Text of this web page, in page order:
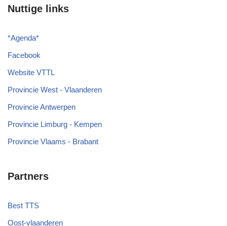
Nuttige links
*Agenda*
Facebook
Website VTTL
Provincie West - Vlaanderen
Provincie Antwerpen
Provincie Limburg - Kempen
Provincie Vlaams - Brabant
Partners
Best TTS
Oost-vlaanderen